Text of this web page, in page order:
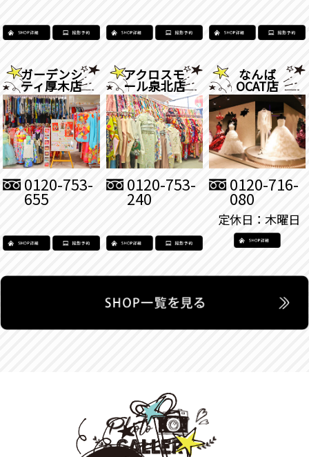
ガーデンシ
ティ厚木店
0120-753-
655
アクロスモ
ール泉北店
0120-753-
240
なんば
OCAT店
0120-716-
080
定休日：木曜日